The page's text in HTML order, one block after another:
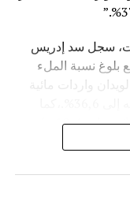
سجل سد إدريس
مائية تبلغ 14,9 مليون م³، مع بلوغ نسبة الملء
واردات مائية
المائية
على الفلاحة بعد